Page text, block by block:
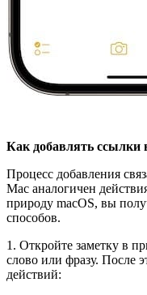
Как добавлять ссылки
Процесс добавления
Mac аналогичен
природу macOS, вы
способов.
1. Откройте заметку в
слово или фразу. После
действий: